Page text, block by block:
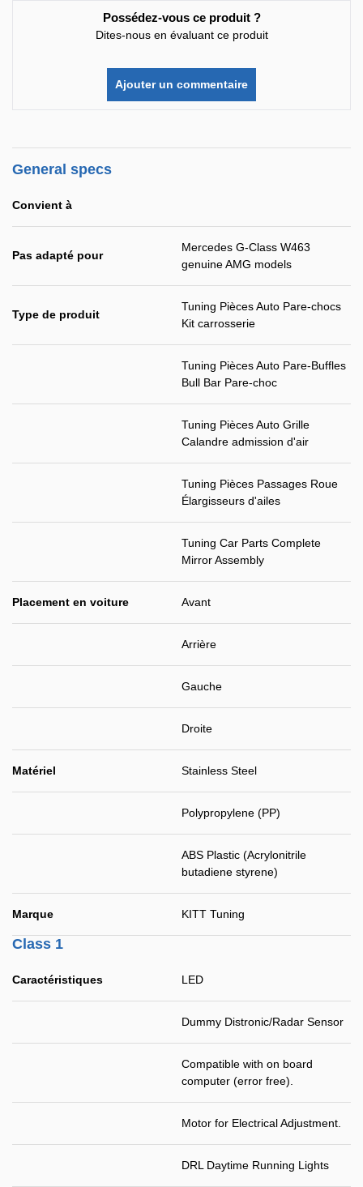
Possédez-vous ce produit ?
Dites-nous en évaluant ce produit
Ajouter un commentaire
General specs
Convient à
Pas adapté pour
Mercedes G-Class W463
genuine AMG models
Type de produit
Tuning Pièces Auto Pare-chocs
Kit carrosserie
Tuning Pièces Auto Pare-Buffles
Bull Bar Pare-choc
Tuning Pièces Auto Grille
Calandre admission d'air
Tuning Pièces Passages Roue
Élargisseurs d'ailes
Tuning Car Parts Complete
Mirror Assembly
Placement en voiture Avant
Arrière
Gauche
Droite
Matériel Stainless Steel
Polypropylene (PP)
ABS Plastic (Acrylonitrile
butadiene styrene)
Marque KITT Tuning
Class 1
Caractéristiques LED
Dummy Distronic/Radar Sensor
Compatible with on board
computer (error free).
Motor for Electrical Adjustment.
DRL Daytime Running Lights